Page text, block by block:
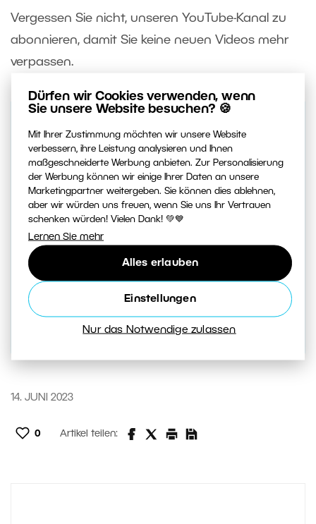
Dürfen wir Cookies verwenden, wenn
Sie unsere Website besuchen? 🍪
Mit Ihrer Zustimmung möchten wir unsere Website
verbessern, ihre Leistung analysieren und Ihnen
maßgeschneiderte Werbung anbieten. Zur Personalisierung
der Werbung können wir einige Ihrer Daten an unsere
Marketingpartner weitergeben. Sie können dies ablehnen,
aber wir würden uns freuen, wenn Sie uns Ihr Vertrauen
schenken würden! Vielen Dank! 💚💙
Lernen Sie mehr
Alles erlauben
Einstellungen
Nur das Notwendige zulassen
Vergessen Sie nicht, unseren YouTube-Kanal zu
abonnieren, damit Sie keine neuen Videos mehr
verpassen.
Bleiben Sie auf dem Laufenden,
jede Woche
veröffentlichen wir Neuigkeiten
aus der Welt der Fotografie
Abonnieren Sie das Beste von lernen.zoner.de
14. JUNI 2023
0 Artikel teilen: